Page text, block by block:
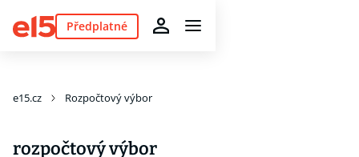
Předplatné
e15.cz Rozpočtový výbor
rozpočtový výbor